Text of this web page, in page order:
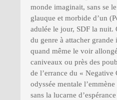
monde imaginait, sans se
glauque et morbide d’un
adulée le jour, SDF la nuit.
du genre à attacher
quand même le voir
caniveaux ou près des
de l’errance du « Negative
odyssée mentale
sans la lucarne